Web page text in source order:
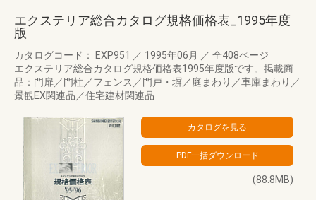
エクステリア総合カタログ規格価格表_1995年度
版
カタログコード： EXP951 ／ 1995年06月 ／ 全408ページ
エクステリア総合カタログ規格価格表1995年度版です。掲載商
品：門扉／門柱／フェンス／門戸・塀／庭まわり／車庫まわり／
景観EX関連品／住宅建材関連品
(88.8MB)